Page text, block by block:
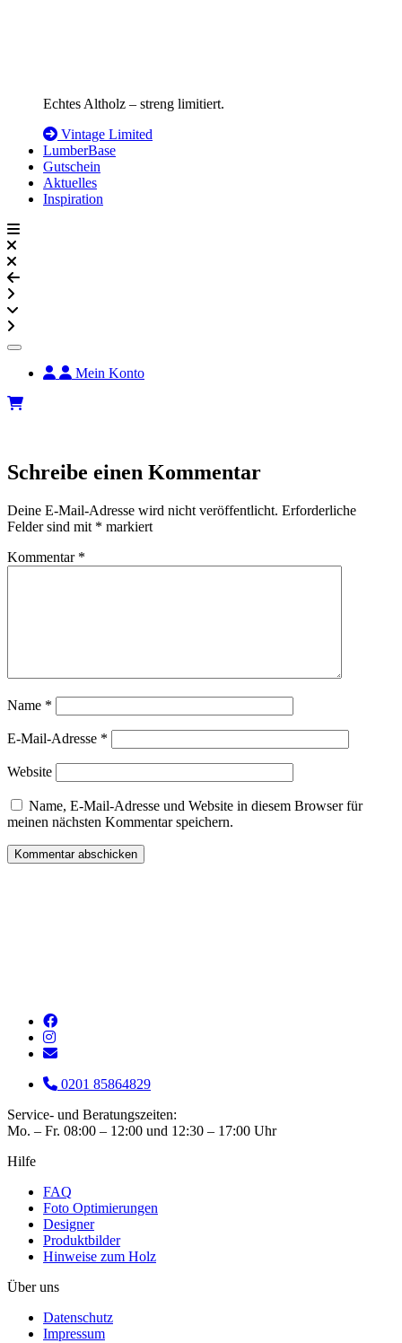
Echtes Altholz – streng limitiert.
Vintage Limited
LumberBase
Gutschein
Aktuelles
Inspiration
Mein Konto
Schreibe einen Kommentar
Deine E-Mail-Adresse wird nicht veröffentlicht. Erforderliche
Felder sind mit * markiert
Kommentar *
Name *
E-Mail-Adresse *
Website
Name, E-Mail-Adresse und Website in diesem Browser für
meinen nächsten Kommentar speichern.
0201 85864829
Service- und Beratungszeiten:
Mo. – Fr. 08:00 – 12:00 und 12:30 – 17:00 Uhr
Hilfe
FAQ
Foto Optimierungen
Designer
Produktbilder
Hinweise zum Holz
Über uns
Datenschutz
Impressum